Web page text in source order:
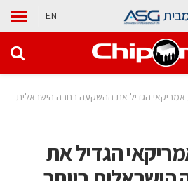
EN
הגדיל את ההשקעה בנובה הישראלית
הגדיל את